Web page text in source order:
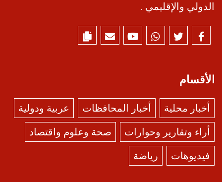
الدولي والإقليمي .
الأقسام
أخبار محلية أخبار المحافظات
عربية ودولية
أراء وتقارير وحوارات
صحة وعلوم واقتصاد
فيديوهات
رياضة